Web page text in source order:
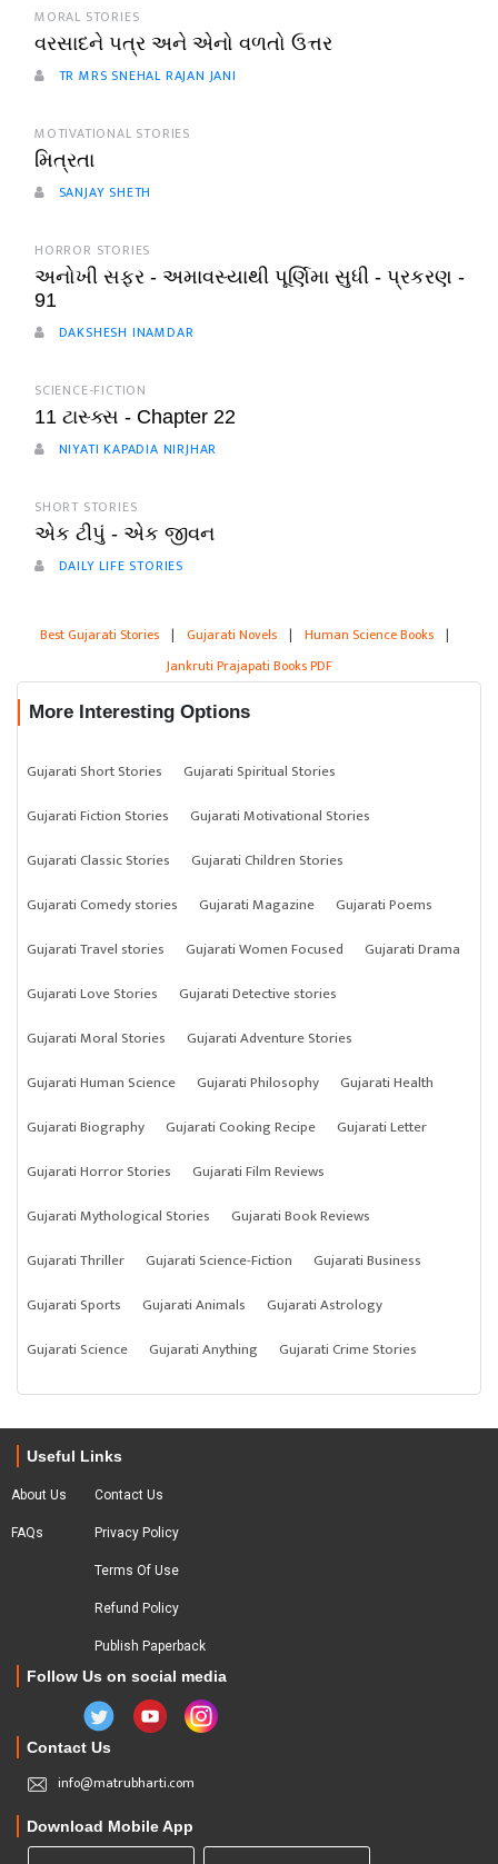
MORAL STORIES
વરસાદને પત્ર અને એનો વળતો ઉત્તર
TR MRS SNEHAL RAJAN JANI
MOTIVATIONAL STORIES
મિત્રતા
SANJAY SHETH
HORROR STORIES
અનોખી સફર - અમાવસ્યાથી પૂર્ણિમા સુધી - પ્રકરણ -
91
DAKSHESH INAMDAR
SCIENCE-FICTION
11 ટાસ્ક્સ - Chapter 22
NIYATI KAPADIA NIRJHAR
SHORT STORIES
એક ટીપું - એક જીવન
DAILY LIFE STORIES
Best Gujarati Stories | Gujarati Novels | Human Science Books |
Jankruti Prajapati Books PDF
More Interesting Options
Gujarati Short Stories
Gujarati Spiritual Stories
Gujarati Fiction Stories
Gujarati Motivational Stories
Gujarati Classic Stories
Gujarati Children Stories
Gujarati Comedy stories
Gujarati Magazine
Gujarati Poems
Gujarati Travel stories
Gujarati Women Focused
Gujarati Drama
Gujarati Love Stories
Gujarati Detective stories
Gujarati Moral Stories
Gujarati Adventure Stories
Gujarati Human Science
Gujarati Philosophy
Gujarati Health
Gujarati Biography
Gujarati Cooking Recipe
Gujarati Letter
Gujarati Horror Stories
Gujarati Film Reviews
Gujarati Mythological Stories
Gujarati Book Reviews
Gujarati Thriller
Gujarati Science-Fiction
Gujarati Business
Gujarati Sports
Gujarati Animals
Gujarati Astrology
Gujarati Science
Gujarati Anything Gujarati Crime Stories
Useful Links
About Us
FAQs
Contact Us
Privacy Policy
Terms Of Use
Refund Policy
Publish Paperback
Follow Us on social media
Contact Us
info@matrubharti.com
Download Mobile App